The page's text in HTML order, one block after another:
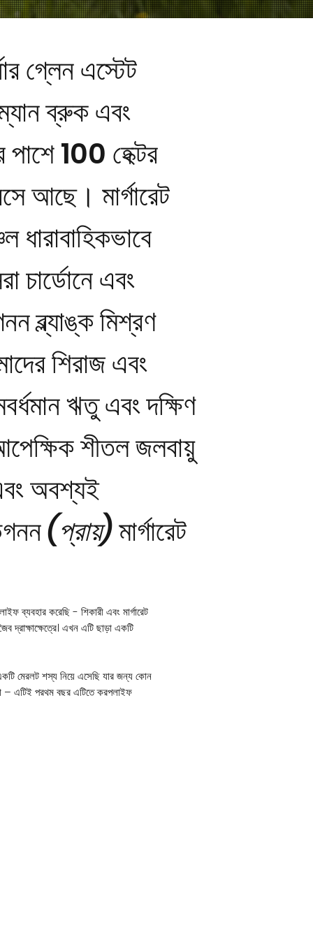
গ্লেন এস্টেট
ব্রুক এবং
পাশে 100 হেক্টর
আছে। মার্গারেট
ধারাবাহিকভাবে
চার্ডোনে এবং
ব্ল্যাঙ্ক মিশ্রণ
শিরাজ এবং
ঋতু এবং দক্ষিণ
শীতল জলবায়ু
অবশ্যই
(প্রায়)মার্গারেট
ব্যবহার করেছি - শিকারী এবং মার্গারেট
দ্রাক্ষাক্ষেত্রে। এখন এটি ছাড়া একটি
মেরলট শস্য নিয়ে এসেছি যার জন্য কোন
– এটিই প্রথম বছর এটিতে ক্রপলাইফ